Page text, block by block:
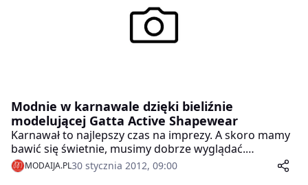
nowe oblicze czerni. Najgorętsze, światowe tendencje
łączą w sobie kolekcje Gatta na wiosnę i lato 2012.
Modnie w karnawale dzięki bieliźnie
modelującej Gatta Active Shapewear
Karnawał to najlepszy czas na imprezy. A skoro mamy
bawić się świetnie, musimy dobrze wyglądać.
Największe domy mody wylansowały kilka
równoległych trendów na wiosnę 2012, w których
MODAIJA.PL30 stycznia 2012, 09:00